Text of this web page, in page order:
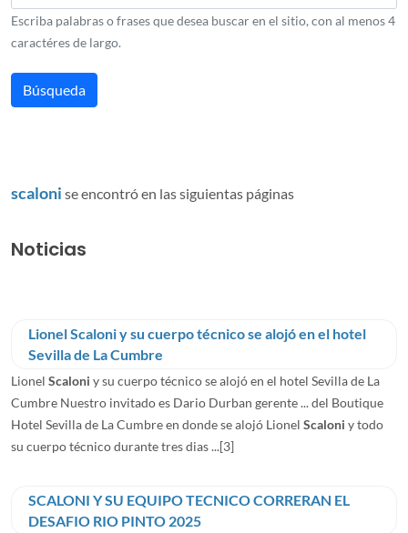
Escriba palabras o frases que desea buscar en el sitio, con al menos 4
caractéres de largo.
scaloni se encontró en las siguientas páginas
Noticias
Lionel Scaloni y su cuerpo técnico se alojó en el hotel
Sevilla de La Cumbre
Lionel Scaloni y su cuerpo técnico se alojó en el hotel Sevilla de La
Cumbre Nuestro invitado es Dario Durban gerente ... del Boutique
Hotel Sevilla de La Cumbre en donde se alojó Lionel Scaloni y todo
su cuerpo técnico durante tres dias ...[3]
SCALONI Y SU EQUIPO TECNICO CORRERAN EL
DESAFIO RIO PINTO 2025